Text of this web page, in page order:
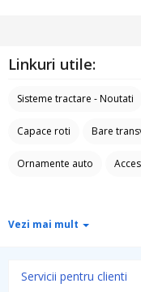
Linkuri utile:
Sisteme tractare - Noutati
Capace roti Bare
Ornamente auto
Vezi mai mult
Servicii pentru clienti